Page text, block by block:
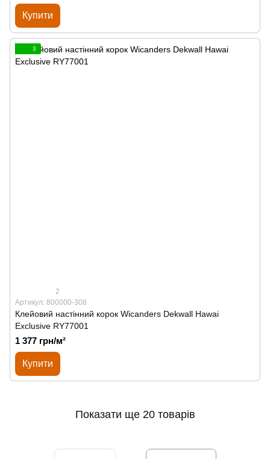
Купити
3
2
Артикул: 800000-308
Клейовий настінний корок Wicanders Dekwall Hawai
Exclusive RY77001
1 377 грн/м²
Купити
Показати ще 20 товарів